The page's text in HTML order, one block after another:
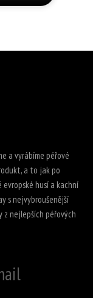
a vyrábíme péřové
a to jak po
husí a kachní
s nejvybroušenější
z nejlepších péřových